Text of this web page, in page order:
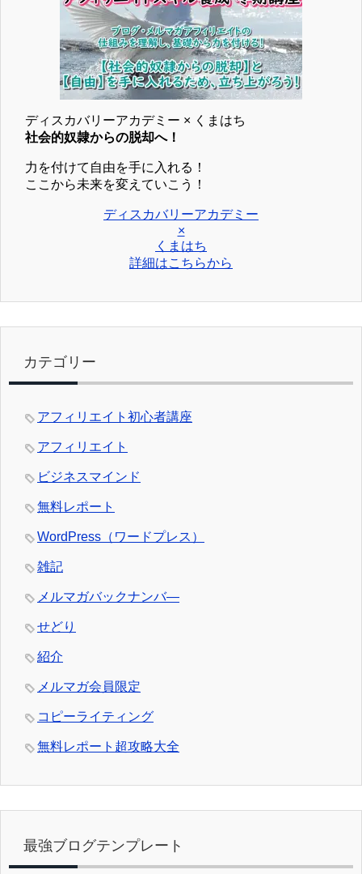
ディスカバリーアカデミー × くまはち
社会的奴隷からの脱却へ！
力を付けて自由を手に入れる！
ここから未来を変えていこう！
ディスカバリーアカデミー
×
くまはち
詳細はこちらから
カテゴリー
アフィリエイト初心者講座
アフィリエイト
ビジネスマインド
無料レポート
WordPress（ワードプレス）
雑記
メルマガバックナンバ―
せどり
紹介
メルマガ会員限定
コピーライティング
無料レポート超攻略大全
最強ブログテンプレート